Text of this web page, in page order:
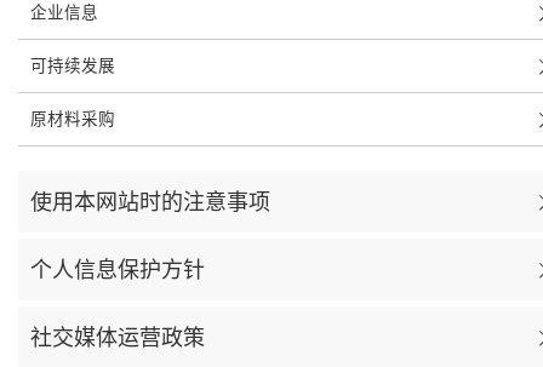
企业信息
可持续发展
原材料采购
使用本网站时的注意事项
个人信息保护方针
社交媒体运营政策